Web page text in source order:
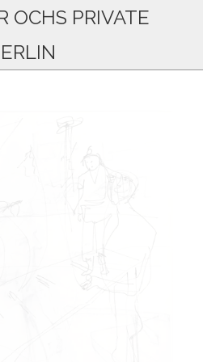
OCHS PRIVATE